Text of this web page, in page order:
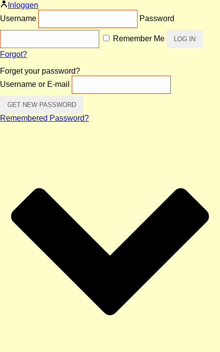
Inloggen
Username
Password
Remember Me
Forgot?
Forget your password?
Username or E-mail
Remembered Password?